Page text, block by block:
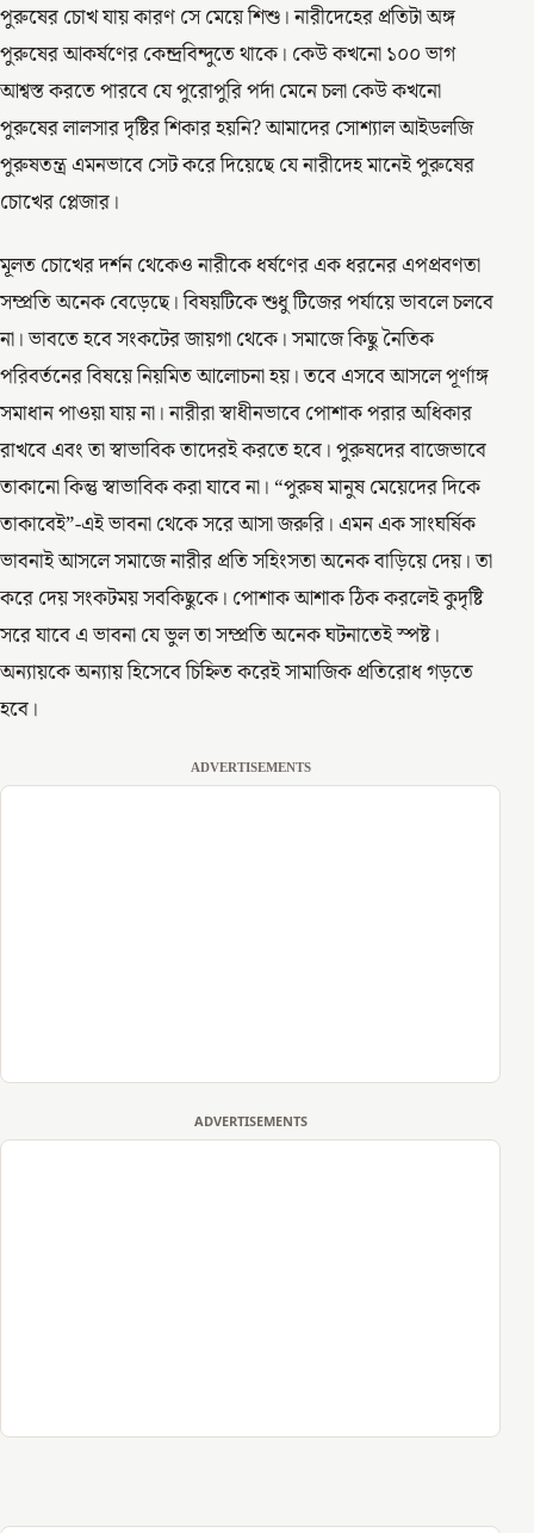
পুরুষের চোখ যায় কারণ সে মেয়ে শিশু। নারীদেহের প্রতিটা অঙ্গ
পুরুষের আকর্ষণের কেন্দ্রবিন্দুতে থাকে। কেউ কখনো ১০০ ভাগ
আশ্বস্ত করতে পারবে যে পুরোপুরি পর্দা মেনে চলা কেউ কখনো
পুরুষের লালসার দৃষ্টির শিকার হয়নি? আমাদের সোশ্যাল আইডলজি
পুরুষতন্ত্র এমনভাবে সেট করে দিয়েছে যে নারীদেহ মানেই পুরুষের
চোখের প্লেজার।
মূলত চোখের দর্শন থেকেও নারীকে ধর্ষণের এক ধরনের এপপ্রবণতা
সম্প্রতি অনেক বেড়েছে। বিষয়টিকে শুধু টিজের পর্যায়ে ভাবলে চলবে
না। ভাবতে হবে সংকটের জায়গা থেকে। সমাজে কিছু নৈতিক
পরিবর্তনের বিষয়ে নিয়মিত আলোচনা হয়। তবে এসবে আসলে পূর্ণাঙ্গ
সমাধান পাওয়া যায় না। নারীরা স্বাধীনভাবে পোশাক পরার অধিকার
রাখবে এবং তা স্বাভাবিক তাদেরই করতে হবে। পুরুষদের বাজেভাবে
তাকানো কিন্তু স্বাভাবিক করা যাবে না। “পুরুষ মানুষ মেয়েদের দিকে
তাকাবেই”-এই ভাবনা থেকে সরে আসা জরুরি। এমন এক সাংঘর্ষিক
ভাবনাই আসলে সমাজে নারীর প্রতি সহিংসতা অনেক বাড়িয়ে দেয়। তা
করে দেয় সংকটময় সবকিছুকে। পোশাক আশাক ঠিক করলেই কুদৃষ্টি
সরে যাবে এ ভাবনা যে ভুল তা সম্প্রতি অনেক ঘটনাতেই স্পষ্ট।
অন্যায়কে অন্যায় হিসেবে চিহ্নিত করেই সামাজিক প্রতিরোধ গড়তে
হবে।
ADVERTISEMENTS
ADVERTISEMENTS